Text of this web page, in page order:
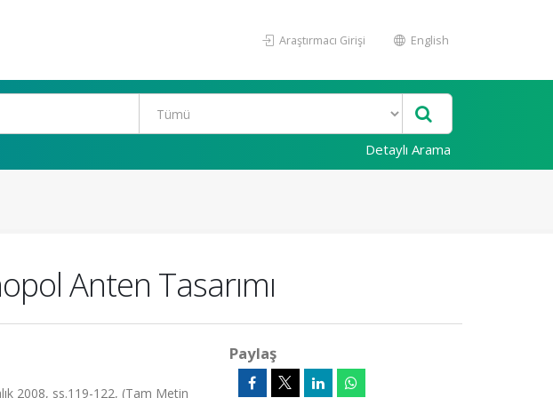
Araştırmacı Girişi English
Detaylı Arama
Anten Tasarımı
2008, ss.119-122, (Tam Metin
Paylaş